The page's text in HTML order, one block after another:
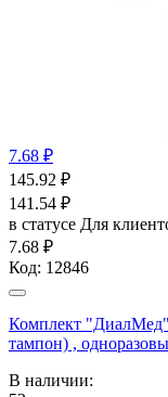
7.68 ₽
145.92 ₽
141.54 ₽
в статусе Для
7.68 ₽
Код: 12846
Комплект "ДиалМед"
тампон) ,
В наличии: